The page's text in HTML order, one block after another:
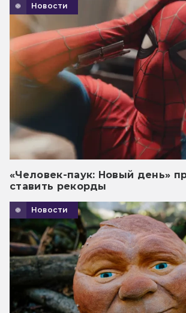
Новости
«Человек-паук: Новый день»
ставить рекорды
Новости